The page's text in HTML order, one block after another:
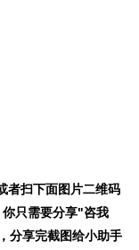
者扫下面图片二维码
你只需要分享"咨我
分享完截图给小助手